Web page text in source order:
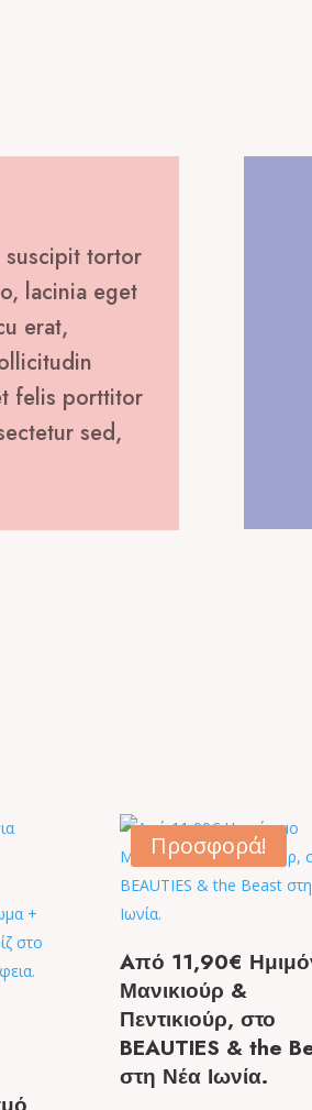
suscipit tortor
lacinia eget
erat,
felis porttitor
sed,
Προσφορά!
Aπό 11,90€
Μανικιούρ &
Πεντικιούρ, στο
BEAUTIES & the
στη Νέα Ιωνία.